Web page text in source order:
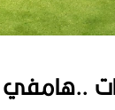
..هامفي